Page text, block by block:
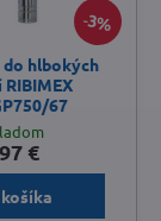
3%
hlbokých
67
€